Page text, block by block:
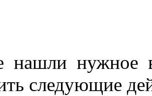
нашли нужное
следующие